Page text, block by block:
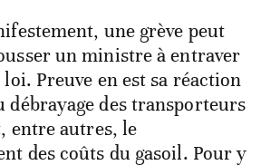
une grève peut
un ministre à entraver
loi. Preuve en est sa réaction
débrayage des transporteurs
entre autres, le
des coûts du gasoil. Pour y